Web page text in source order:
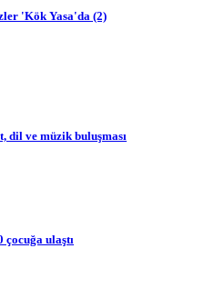
'Kök Yasa'da (2)
dil ve müzik buluşması
ulaştı